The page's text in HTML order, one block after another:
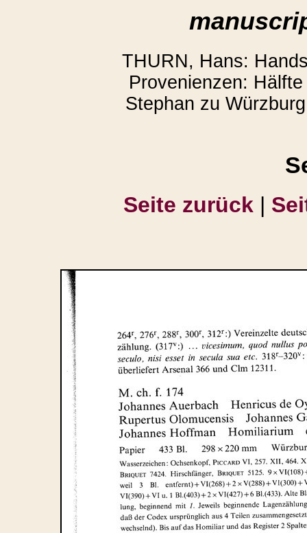
THURN, Hans:
Provenienzen:
Stephan zu
Seite zurück |